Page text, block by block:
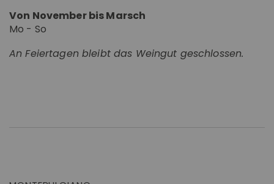
Von November bis Marsch
Mo - So
An Feiertagen bleibt das Weingut geschlossen.